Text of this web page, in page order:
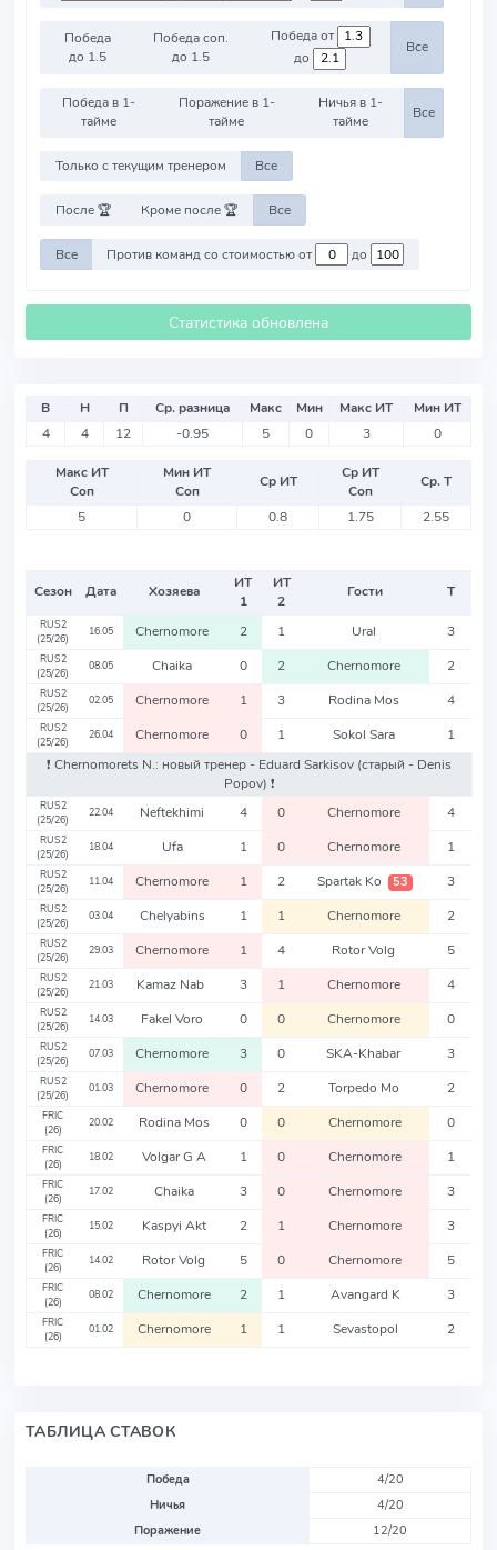
Победа
до 1.5
Победа соп.
до 1.5
Победа от
до
Все
Победа в 1-
тайме
Поражение в 1-
тайме
Ничья в 1-
тайме
Все
Только с текущим тренером Все
После 🏆 Кроме после 🏆 Все
Все Против команд со стоимостью от до
Статистика обновлена
В Н П Ср. разница Макс Мин Макс ИТ
Мин ИТ
4
4 12 -0.95 5 0 3 0
Макс ИТ
Соп
Мин ИТ
Соп
Ср ИТ
Ср ИТ
Соп
Ср. Т
5
0 0.8 1.75 2.55
Сезон Дата Хозяева
ИТ
1
ИТ
2
Гости Т
RUS2
(25/26)
16.05 Chernomore 2 1 Ural 3
RUS2
(25/26)
08.05 Chaika 0 2 Chernomore 2
RUS2
(25/26)
02.05 Chernomore 1 3 Rodina Mos 4
RUS2
(25/26)
26.04 Chernomore 0 1 Sokol Sara
1
❗️ Chernomorets N.: новый тренер - Eduard Sarkisov (старый - Denis
Popov) ❗️
RUS2
(25/26)
22.04 Neftekhimi 4 0 Chernomore 4
RUS2
(25/26)
18.04 Ufa 1 0 Chernomore 1
RUS2
(25/26)
11.04 Chernomore 1 2 Spartak Ko 53 3
RUS2
(25/26)
03.04 Chelyabins 1 1 Chernomore 2
RUS2
(25/26)
29.03 Chernomore 1 4 Rotor Volg 5
RUS2
(25/26)
21.03 Kamaz Nab 3 1 Chernomore 4
RUS2
(25/26)
14.03 Fakel Voro 0 0 Chernomore 0
RUS2
(25/26)
07.03 Chernomore 3 0 SKA-Khabar 3
RUS2
(25/26)
01.03 Chernomore 0 2 Torpedo Mo 2
FRIC
(26)
20.02 Rodina Mos 0 0 Chernomore 0
FRIC
(26)
18.02 Volgar G A 1 0 Chernomore 1
FRIC
(26)
17.02 Chaika 3 0 Chernomore 3
FRIC
(26)
15.02 Kaspyi Akt 2 1 Chernomore 3
FRIC
(26)
14.02 Rotor Volg 5 0 Chernomore 5
FRIC
(26)
08.02 Chernomore 2 1 Avangard K 3
FRIC
(26)
01.02 Chernomore 1 1 Sevastopol 2
ТАБЛИЦА СТАВОК
Победа
4/20
Ничья
4/20
Поражение
12/20